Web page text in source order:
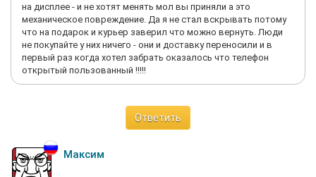
на дисплее - и не хотят менять мол вы приняли а это
механическое повреждение. Да я не стал вскрывать потому
что на подарок и курьер заверил что можно вернуть. Люди
не покупайте у них ничего - они и доставку переносили и в
первый раз когда хотел забрать оказалось что телефон
открытый пользованный !!!!!
Ответить
Максим